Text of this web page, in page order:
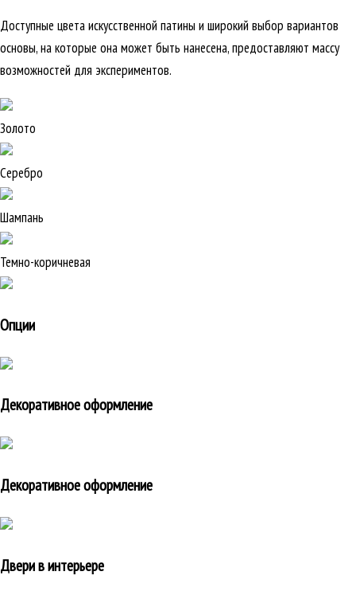
Доступные цвета искусственной патины и широкий выбор вариантов
основы, на которые она может быть нанесена, предоставляют массу
возможностей для экспериментов.
Золото
Серебро
Шампань
Темно-коричневая
Опции
Декоративное оформление
Декоративное оформление
Двери в интерьере